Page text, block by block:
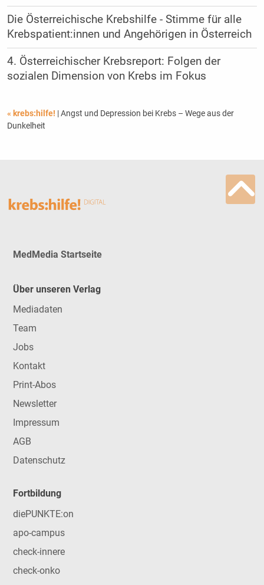
Die Österreichische Krebshilfe - Stimme für alle
Krebspatient:innen und Angehörigen in Österreich
4. Österreichischer Krebsreport: Folgen der
sozialen Dimension von Krebs im Fokus
« krebs:hilfe! | Angst und Depression bei Krebs – Wege aus der
Dunkelheit
MedMedia Startseite
Über unseren Verlag
Mediadaten
Team
Jobs
Kontakt
Print-Abos
Newsletter
Impressum
AGB
Datenschutz
Fortbildung
diePUNKTE:on
apo-campus
check-innere
check-onko